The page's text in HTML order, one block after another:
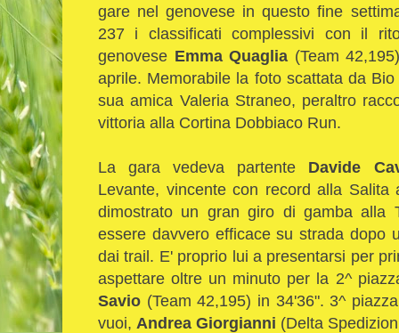
gare nel genovese in questo fine
237 i classificati complessivi con il
genovese Emma Quaglia (Team
aprile. Memorabile la foto scattata da
sua amica Valeria Straneo, peraltro
vittoria alla Cortina Dobbiaco Run.
La gara vedeva partente Davide
Levante, vincente con record alla
dimostrato un gran giro di gamba alla
essere davvero efficace su strada dopo
dai trail. E' proprio lui a presentarsi per
aspettare oltre un minuto per la 2^
Savio (Team 42,195) in 34'36". 3^
vuoi, Andrea Giorgianni (Delta